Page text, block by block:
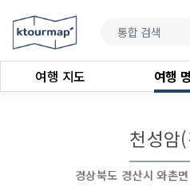
여행 지도 여행
천성암
경상북도 경산시 와촌